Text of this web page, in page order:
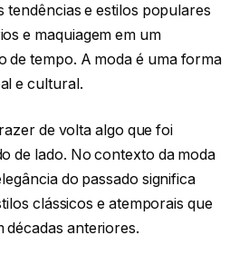
tendências e estilos populares
e maquiagem em um
de tempo. A moda é uma forma
e cultural.
de volta algo que foi
de lado. No contexto da moda
do passado significa
clássicos e atemporais que
anteriores.